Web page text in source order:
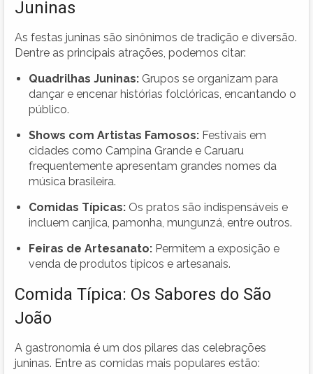
Juninas
As festas juninas são sinônimos de tradição e diversão.
Dentre as principais atrações, podemos citar:
Quadrilhas Juninas: Grupos se organizam para
dançar e encenar histórias folclóricas, encantando o
público.
Shows com Artistas Famosos: Festivais em
cidades como Campina Grande e Caruaru
frequentemente apresentam grandes nomes da
música brasileira.
Comidas Típicas: Os pratos são indispensáveis e
incluem canjica, pamonha, mungunzá, entre outros.
Feiras de Artesanato: Permitem a exposição e
venda de produtos típicos e artesanais.
Comida Típica: Os Sabores do São
João
A gastronomia é um dos pilares das celebrações
juninas. Entre as comidas mais populares estão: